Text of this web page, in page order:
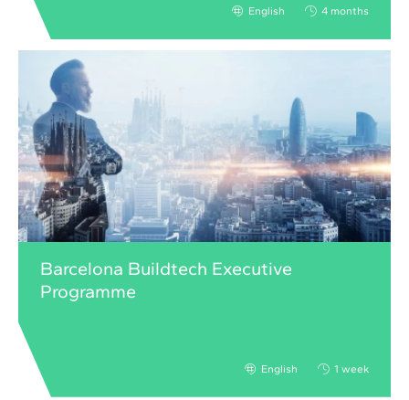
English 4 months
Barcelona Buildtech Executive
Programme
English 1 week